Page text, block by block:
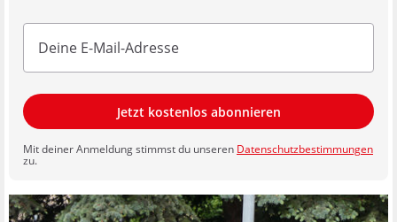
Jetzt kostenlos abonnieren
Mit deiner Anmeldung stimmst du unseren Datenschutzbestimmungen
zu.